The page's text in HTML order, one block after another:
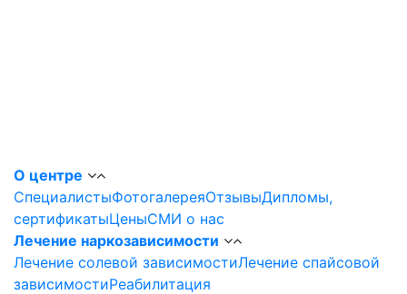
О центре
СпециалистыФотогалереяОтзывыДипломы,
сертификатыЦеныСМИ о нас
Лечение наркозависимости
Лечение солевой зависимостиЛечение спайсовой
зависимостиРеабилитация